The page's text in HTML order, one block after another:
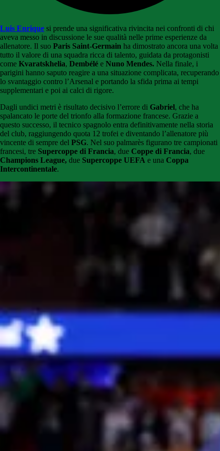
Luis Enrique si prende una significativa rivincita nei confronti di chi
aveva messo in discussione le sue qualità nelle prime esperienze da
allenatore. Il suo Paris Saint-Germain ha dimostrato ancora una volta
tutto il valore di una squadra ricca di talento, guidata da protagonisti
come Kvaratskhelia, Dembélé e Nuno Mendes. Nella finale, i
parigini hanno saputo reagire a una situazione complicata, recuperando
lo svantaggio contro l’Arsenal e portando la sfida prima ai tempi
supplementari e poi ai calci di rigore.
Dagli undici metri è risultato decisivo l’errore di Gabriel, che ha
spalancato le porte del trionfo alla formazione francese. Grazie a
questo successo, il tecnico spagnolo entra definitivamente nella storia
del club, raggiungendo quota 12 trofei e diventando l’allenatore più
vincente di sempre del PSG. Nel suo palmarès figurano tre campionati
francesi, tre Supercoppe di Francia, due Coppe di Francia, due
Champions League, due Supercoppe UEFA e una Coppa
Intercontinentale.